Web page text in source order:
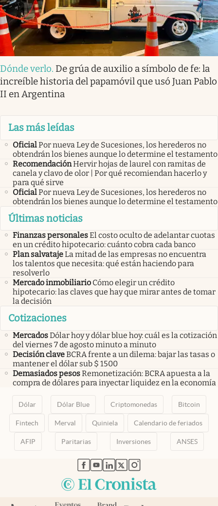
Dónde verlo. De grúa de auxilio a símbolo de fe: la
increíble historia del papamóvil que usó Juan Pablo
II en Argentina
Las más leídas
OficialPor nueva Ley de Sucesiones, los herederos no
obtendrán los bienes aunque lo determine el testamento
RecomendaciónHervir hojas de laurel con ramitas de
canela y clavo de olor | Por qué recomiendan hacerlo y
para qué sirve
OficialPor nueva Ley de Sucesiones, los herederos no
obtendrán los bienes aunque lo determine el testamento
Últimas noticias
Finanzas personalesEl costo oculto de adelantar cuotas
en un crédito hipotecario: cuánto cobra cada banco
Plan salvatajeLa mitad de las empresas no encuentra
los talentos que necesita: qué están haciendo para
resolverlo
Mercado inmobiliario Cómo elegir un crédito
hipotecario: las claves que hay que mirar antes de tomar
la decisión
Cotizaciones
MercadosDólar hoy y dólar blue hoy: cuál es la cotización
del viernes 7 de agosto minuto a minuto
Decisión claveBCRA frente a un dilema: bajar las tasas o
mantener el dólar sub $ 1500
Demasiados pesosRemonetización: BCRA apuesta a la
compra de dólares para inyectar liquidez en la economía
Dólar Dólar Blue Criptomonedas Bitcoin
Fintech Merval Quiniela Calendario de feriados
AFIP Paritarias Inversiones ANSES
abre en nueva pestaña
abre en nueva pestaña
abre en nueva pestaña
abre en nueva pestaña
abre en nueva pestaña